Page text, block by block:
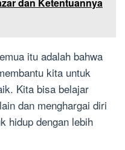
dan Ketentuannya
itu adalah bahwa
kita untuk
Kita bisa belajar
dan menghargai diri
hidup dengan lebih